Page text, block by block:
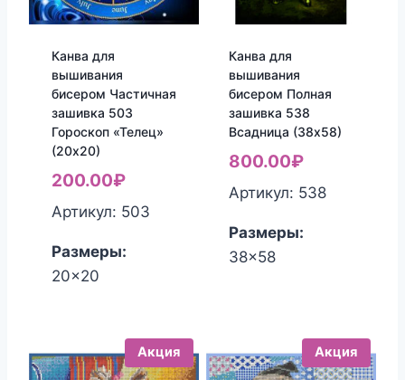
Канва для
вышивания
бисером Частичная
зашивка 503
Гороскоп «Телец»
(20х20)
200.00₽
Артикул: 503
Размеры:
20x20
Канва для
вышивания
бисером Полная
зашивка 538
Всадница (38х58)
800.00₽
Артикул: 538
Размеры:
38x58
Акция Акция